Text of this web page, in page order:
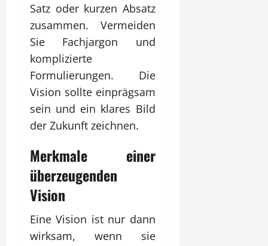
Satz oder kurzen Absatz
zusammen. Vermeiden
Sie Fachjargon und
komplizierte
Formulierungen. Die
Vision sollte einprägsam
sein und ein klares Bild
der Zukunft zeichnen.
Merkmale einer
überzeugenden
Vision
Eine Vision ist nur dann
wirksam, wenn sie